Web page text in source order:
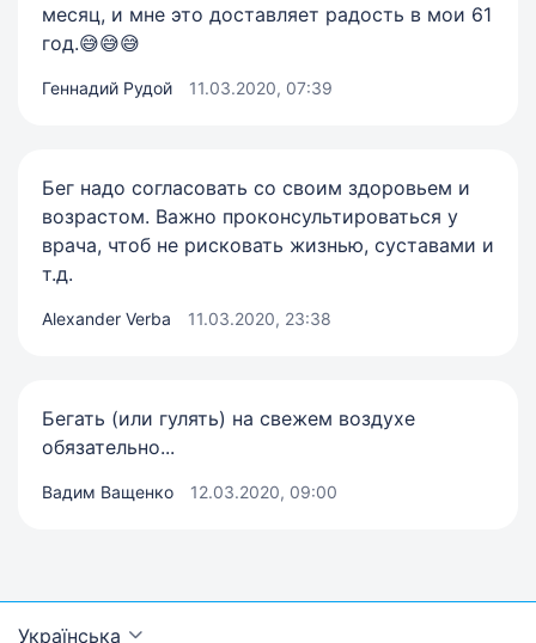
месяц, и мне это доставляет радость в мои 61
год.😅😅😅
Геннадий Рудой 11.03.2020, 07:39
Бег надо согласовать со своим здоровьем и
возрастом. Важно проконсультироваться у
врача, чтоб не рисковать жизнью, суставами и
т.д.
Alexander Verba 11.03.2020, 23:38
Бегать (или гулять) на свежем воздухе
обязательно...
Вадим Ващенко 12.03.2020, 09:00
Українська